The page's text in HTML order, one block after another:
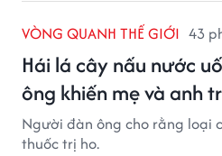
VÒNG QUANH THẾ GIỚI 43
Hái lá cây nấu nước
ông khiến mẹ và anh
Người đàn ông cho rằng loại
thuốc trị ho.